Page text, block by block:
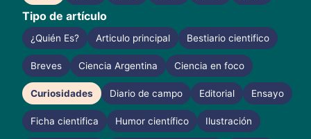
Tipo de artículo
¿Quién Es? Articulo principal Bestiario cientifico
Breves Ciencia Argentina Ciencia en foco
Curiosidades Diario de campo Editorial Ensayo
Ficha cientifica Humor científico Ilustración